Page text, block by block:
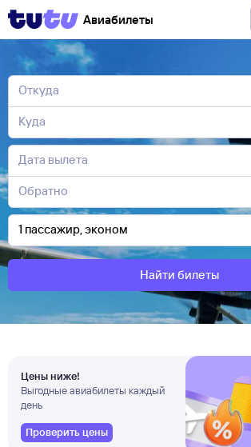
Авиабилеты
Найти билеты
Цены ниже!
Выгодные авиабилеты каждый
день
Проверить цены